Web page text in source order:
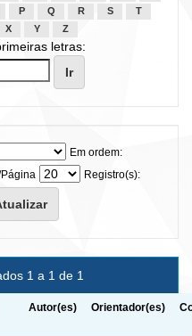
P Q R S
T
X Y Z
letras:
Em ordem:
Registro(s):
1 a 1 de 1
Autor(es) Orientador(es)